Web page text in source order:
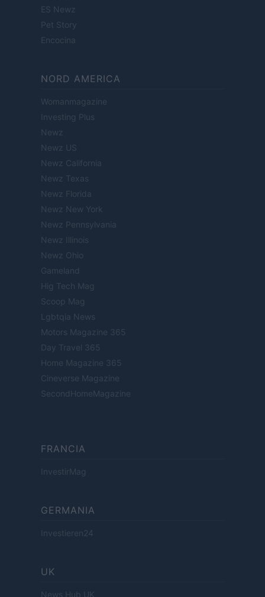
ES Newz
Pet Story
Encocina
NORD AMERICA
Womanmagazine
Investing Plus
Newz
Newz US
Newz California
Newz Texas
Newz Florida
Newz New York
Newz Pennsylvania
Newz Illinois
Newz Ohio
Gameland
Hig Tech Mag
Scoop Mag
Lgbtqia News
Motors Magazine 365
Day Travel 365
Home Magazine 365
Cineverse Magazine
SecondHomeMagazine
FRANCIA
InvestirMag
GERMANIA
Investieren24
UK
News Hub UK